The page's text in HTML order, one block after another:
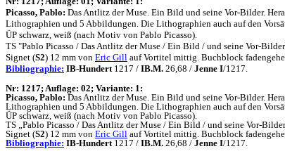
Picasso, Pablo: Das Antlitz der Muse. Ein Bild und seine Vor-Bilder.
Lithographien und 5 Abbildungen. Die Lithographien auch auf den
ÜP schwarz, weiß (nach Motiv von Pablo Picasso).
TS "Pablo Picasso / Das Antlitz der Muse / Ein Bild / und seine Vor-
Signet (S2) 12 mm von Eric Gill auf Vortitel mittig. Buchblock
Bibliographie: IB-Hundert1217 / IB.M. 26,68 / Jenne I/1217.
Nr: 1217; Auflage: 02; Variante: 1:
Picasso, Pablo: Das Antlitz der Muse. Ein Bild und seine Vor-Bilder.
Lithographien und 5 Abbildungen. Die Lithographien auch auf den
ÜP schwarz, weiß (nach Motiv von Pablo Picasso).
TS „Pablo Picasso / Das Antlitz der Muse / Ein Bild / und seine Vor-
Signet (S2) 12 mm von Eric Gill auf Vortitel mittig. Buchblock
Bibliographie: IB-Hundert1217 / IB.M. 26,68 / Jenne I/1217.